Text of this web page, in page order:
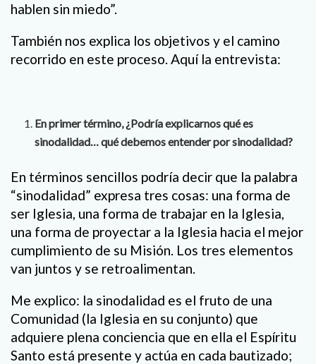
hablen sin miedo”.
También nos explica los objetivos y el camino
recorrido en este proceso. Aquí la entrevista:
En primer término, ¿Podría explicarnos qué es
sinodalidad… qué debemos entender por sinodalidad?
En términos sencillos podría decir que la palabra
“sinodalidad” expresa tres cosas: una forma de
ser Iglesia, una forma de trabajar en la Iglesia,
una forma de proyectar a la Iglesia hacia el mejor
cumplimiento de su Misión. Los tres elementos
van juntos y se retroalimentan.
Me explico: la sinodalidad es el fruto de una
Comunidad (la Iglesia en su conjunto) que
adquiere plena conciencia que en ella el Espíritu
Santo está presente y actúa en cada bautizado;